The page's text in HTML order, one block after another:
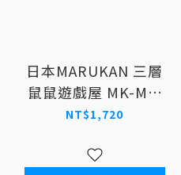
日本MARUKAN 三層
鼠鼠遊戲屋 MK-ML-
102
NT$1,720